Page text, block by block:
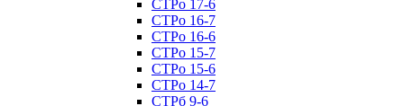
СТРо 17-6
СТРо 16-7
СТРо 16-6
СТРо 15-7
СТРо 15-6
СТРо 14-7
СТРб 9-6